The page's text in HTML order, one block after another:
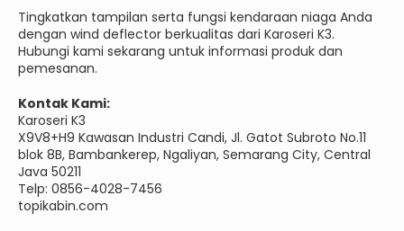
Tingkatkan tampilan serta fungsi kendaraan niaga Anda
dengan wind deflector berkualitas dari Karoseri K3.
Hubungi kami sekarang untuk informasi produk dan
pemesanan.
Kontak Kami:
Karoseri K3
X9V8+H9 Kawasan Industri Candi, Jl. Gatot Subroto No.11
blok 8B, Bambankerep, Ngaliyan, Semarang City, Central
Java 50211
Telp: 0856-4028-7456
topikabin.com